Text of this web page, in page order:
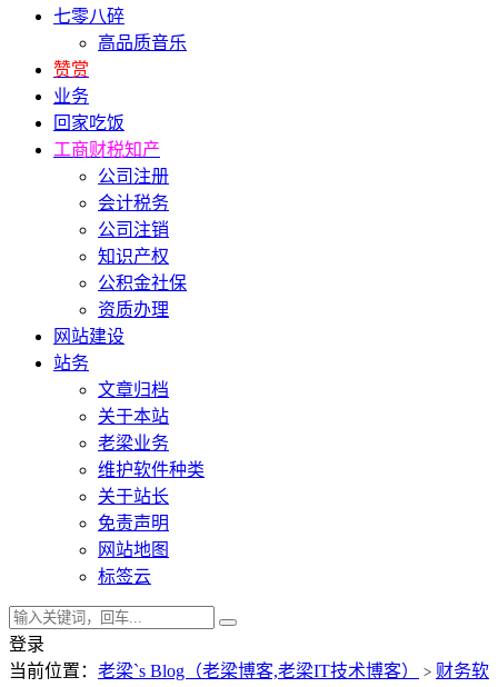
七零八碎
高品质音乐
赞赏
业务
回家吃饭
工商财税知产
公司注册
会计税务
公司注销
知识产权
公积金社保
资质办理
网站建设
站务
文章归档
关于本站
老梁业务
维护软件种类
关于站长
免责声明
网站地图
标签云
登录
当前位置： 老梁`s Blog（老梁博客,老梁IT技术博客） > 财务软